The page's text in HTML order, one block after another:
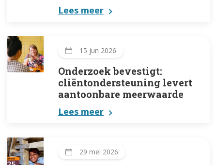
Lees meer
Onderzoek bevestigt:
cliëntondersteuning levert
aantoonbare meerwaarde
15 jun 2026
Lees meer
29 mei 2026